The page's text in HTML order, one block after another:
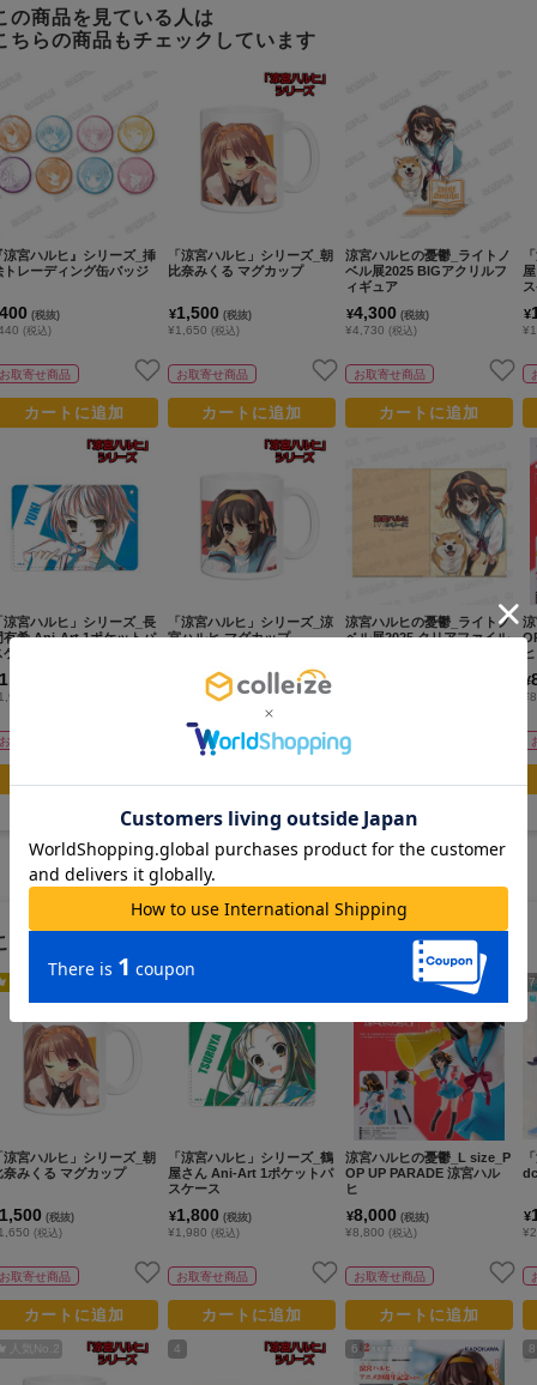
の商品を見ている人は
ちらの商品もチェックしています
涼宮ハルヒ』シリーズ_挿
トレーディング缶バッジ
400 (税抜)
(税込)
お取寄せ商品
カートに追加
涼宮ハルヒ」シリーズ_長
有希 Ani-Art 1ポケットパ
ケース
1,800
お取寄せ商品
「涼宮ハルヒ」シリーズ_朝
比奈みくる マグカップ
¥1,500 (税抜)
¥1,650(税込)
お取寄せ商品
カートに追加
「涼宮ハルヒ」シリーズ_涼
宮ハルヒ マグカップ
1,500 (税抜)
¥1,650(税込)
お取寄せ商品
涼宮ハルヒの憂鬱_ライトノ
ベル展2025 BIGアクリルフ
ィギュア
¥4,300 (税抜)
¥4,730 (税込)
お取寄せ商品
カートに追加
涼宮ハルヒの憂鬱_ライトノ
ベル展2025 クリアファイル
¥
ヒ
¥
の作品のランキング
涼宮ハルヒ」シリーズ_朝
奈みくる マグカップ
1,500 (税抜)
(税込)
お取寄せ商品
カートに追加
人気No.
「涼宮ハルヒ」シリーズ_鶴
屋さん Ani-Art 1ポケットパ
スケース
¥1,800 (税抜)
¥1,980(税込)
お取寄せ商品
カートに追加
4
涼宮ハルヒの憂鬱_L size_P
OP UP PARADE 涼宮ハル
ヒ
¥8,000 (税抜)
¥8,800 (税込)
お取寄せ商品
カートに追加
6
7
¥
8